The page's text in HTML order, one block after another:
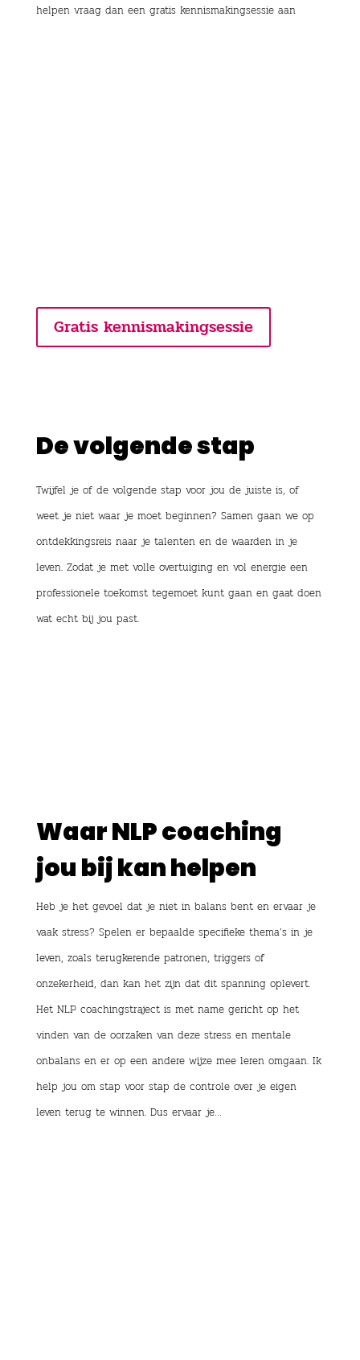
helpen vraag dan een gratis kennismakingsessie aan
Gratis kennismakingsessie
De volgende stap
Twijfel je of de volgende stap voor jou de juiste is, of
weet je niet waar je moet beginnen? Samen gaan we op
ontdekkingsreis naar je talenten en de waarden in je
leven. Zodat je met volle overtuiging en vol energie een
professionele toekomst tegemoet kunt gaan en gaat doen
wat echt bij jou past.
Waar NLP coaching
jou bij kan helpen
Heb je het gevoel dat je niet in balans bent en ervaar je
vaak stress? Spelen er bepaalde specifieke thema’s in je
leven, zoals terugkerende patronen, triggers of
onzekerheid, dan kan het zijn dat dit spanning oplevert.
Het NLP coachingstraject is met name gericht op het
vinden van de oorzaken van deze stress en mentale
onbalans en er op een andere wijze mee leren omgaan. Ik
help jou om stap voor stap de controle over je eigen
leven terug te winnen. Dus ervaar je…